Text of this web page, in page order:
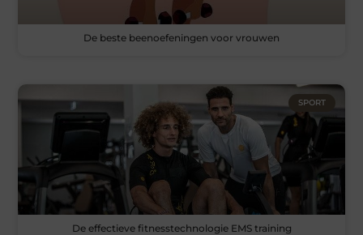
De beste beenoefeningen voor vrouwen
SPORT
De effectieve fitnesstechnologie EMS training